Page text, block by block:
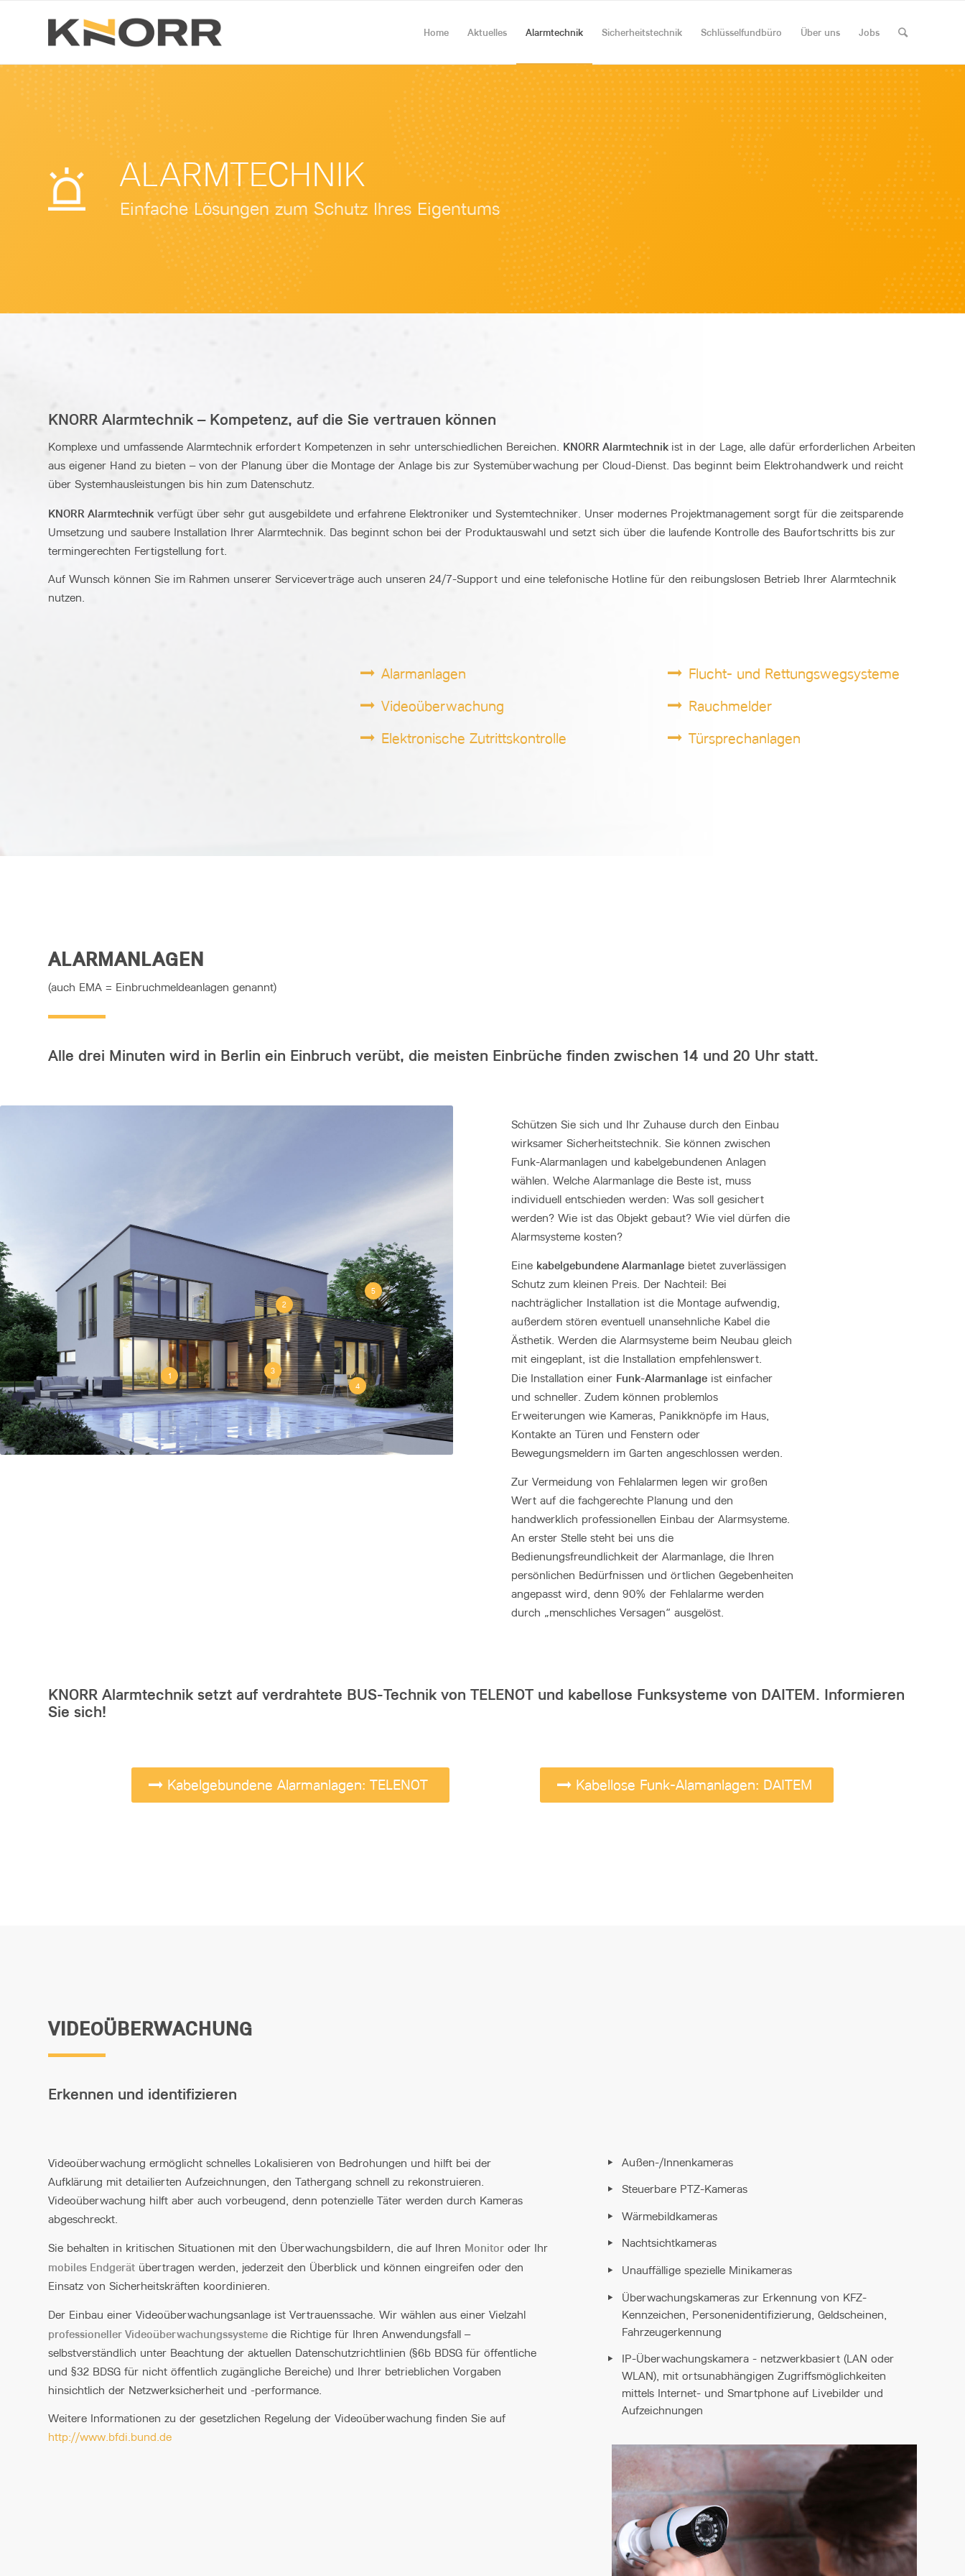
Home Aktuelles Alarmtechnik Sicherheitstechnik Schlüsselfundbüro Über uns Jobs
ALARM­TECHNIK
Einfache Lösungen zum Schutz Ihres Eigentums
KNORR Alarmtechnik – Kompetenz, auf die Sie vertrauen können
Komplexe und umfassende Alarmtechnik erfordert Kompetenzen in sehr unterschiedlichen Bereichen. KNORR Alarmtechnik ist in der Lage, alle dafür erforderlichen Arbeiten
aus eigener Hand zu bieten – von der Planung über die Montage der Anlage bis zur Systemüberwachung per Cloud-Dienst. Das beginnt beim Elektrohandwerk und reicht
über Systemhausleistungen bis hin zum Datenschutz.
KNORR Alarmtechnik verfügt über sehr gut ausgebildete und erfahrene Elektroniker und Systemtechniker. Unser modernes Projektmanagement sorgt für die zeitsparende
Umsetzung und saubere Installation Ihrer Alarmtechnik. Das beginnt schon bei der Produktauswahl und setzt sich über die laufende Kontrolle des Baufortschritts bis zur
termingerechten Fertigstellung fort.
Auf Wunsch können Sie im Rahmen unserer Serviceverträge auch unseren 24/7-Support und eine telefonische Hotline für den reibungslosen Betrieb Ihrer Alarmtechnik
nutzen.
Alarmanlagen
Videoüberwachung
Elektronische Zutrittskontrolle
Flucht- und Rettungswegsysteme
Rauchmelder
Türsprechanlagen
ALARMANLAGEN
(auch EMA = Einbruchmeldeanlagen genannt)
Alle drei Minuten wird in Berlin ein Einbruch verübt, die meisten Einbrüche finden zwischen 14 und 20 Uhr statt.
1
2
3
4
5
Schützen Sie sich und Ihr Zuhause durch den Einbau
wirksamer Sicherheitstechnik. Sie können zwischen
Funk-Alarmanlagen und kabelgebundenen Anlagen
wählen. Welche Alarmanlage die Beste ist, muss
individuell entschieden werden: Was soll gesichert
werden? Wie ist das Objekt gebaut? Wie viel dürfen die
Alarmsysteme kosten?
Eine kabelgebundene Alarmanlage bietet zuverlässigen
Schutz zum kleinen Preis. Der Nachteil: Bei
nachträglicher Installation ist die Montage aufwendig,
außerdem stören eventuell unansehnliche Kabel die
Ästhetik. Werden die Alarmsysteme beim Neubau gleich
mit eingeplant, ist die Installation empfehlenswert.
Die Installation einer Funk-Alarmanlage ist einfacher
und schneller. Zudem können problemlos
Erweiterungen wie Kameras, Panikknöpfe im Haus,
Kontakte an Türen und Fenstern oder
Bewegungsmeldern im Garten angeschlossen werden.
Zur Vermeidung von Fehlalarmen legen wir großen
Wert auf die fachgerechte Planung und den
handwerklich professionellen Einbau der Alarmsysteme.
An erster Stelle steht bei uns die
Bedienungsfreundlichkeit der Alarmanlage, die Ihren
persönlichen Bedürfnissen und örtlichen Gegebenheiten
angepasst wird, denn 90% der Fehlalarme werden
durch „menschliches Versagen“ ausgelöst.
KNORR Alarmtechnik setzt auf verdrahtete BUS-Technik von TELENOT und kabellose Funksysteme von DAITEM. Informieren
Sie sich!
Kabelgebundene Alarmanlagen: TELENOT Kabellose Funk-Alamanlagen: DAITEM
VIDEOÜBERWACHUNG
Erkennen und identifizieren
Videoüberwachung ermöglicht schnelles Lokalisieren von Bedrohungen und hilft bei der
Aufklärung mit detailierten Aufzeichnungen, den Tathergang schnell zu rekonstruieren.
Videoüberwachung hilft aber auch vorbeugend, denn potenzielle Täter werden durch Kameras
abgeschreckt.
Sie behalten in kritischen Situationen mit den Überwachungsbildern, die auf Ihren Monitor oder Ihr
mobiles Endgerät übertragen werden, jederzeit den Überblick und können eingreifen oder den
Einsatz von Sicherheitskräften koordinieren.
Der Einbau einer Videoüberwachungsanlage ist Vertrauenssache. Wir wählen aus einer Vielzahl
professioneller Videoüberwachungssysteme die Richtige für Ihren Anwendungsfall –
selbstverständlich unter Beachtung der aktuellen Datenschutzrichtlinien (§6b BDSG für öffentliche
und §32 BDSG für nicht öffentlich zugängliche Bereiche) und Ihrer betrieblichen Vorgaben
hinsichtlich der Netzwerksicherheit und -performance.
Weitere Informationen zu der gesetzlichen Regelung der Videoüberwachung finden Sie auf
http://www.bfdi.bund.de
Außen-/Innenkameras
Steuerbare PTZ-Kameras
Wärmebildkameras
Nachtsichtkameras
Unauffällige spezielle Minikameras
Überwachungskameras zur Erkennung von KFZ-
Kennzeichen, Personenidentifizierung, Geldscheinen,
Fahrzeugerkennung
IP-Überwachungskamera - netzwerkbasiert (LAN oder
WLAN), mit ortsunabhängigen Zugriffsmöglichkeiten
mittels Internet- und Smartphone auf Livebilder und
Aufzeichnungen